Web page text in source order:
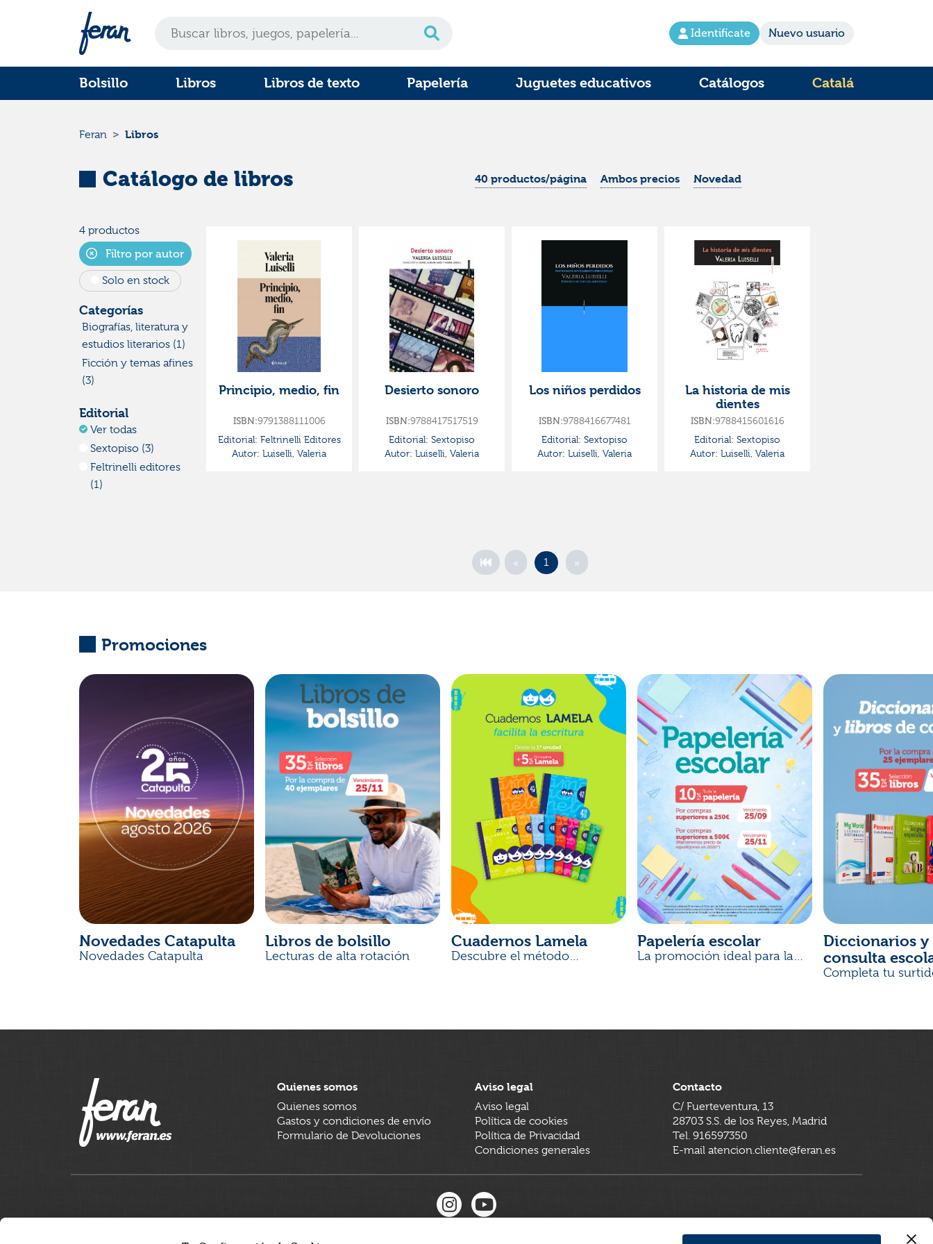
Identifícate Nuevo usuario
Bolsillo Libros Libros de texto Papelería Juguetes educativos Catálogos Catalá
Feran Libros
Catálogo de libros 40 productos/página Ambos precios Novedad
4 productos
Filtro por autor
Solo en stock
Categorías
Biografías, literatura y
estudios literarios (1)
Ficción y temas afines
(3)
Editorial
Ver todas
Sextopiso (3)
Feltrinelli editores
(1)
Principio, medio, fin
ISBN:9791388111006
Editorial: Feltrinelli Editores
Autor: Luiselli, Valeria
Desierto sonoro
ISBN:9788417517519
Editorial: Sextopiso
Autor: Luiselli, Valeria
Los niños perdidos
ISBN:9788416677481
Editorial: Sextopiso
Autor: Luiselli, Valeria
La historia de mis
dientes
ISBN:9788415601616
Editorial: Sextopiso
Autor: Luiselli, Valeria
« 1 »
Promociones
Novedades Catapulta
Novedades Catapulta
Libros de bolsillo
Lecturas de alta rotación
Cuadernos Lamela
Descubre el método
Papelería escolar
La promoción ideal para la
Diccionarios y
consulta
Completa tu
Quienes somos
Quienes somos
Gastos y condiciones de envío
Formulario de Devoluciones
Aviso legal
Aviso legal
Política de cookies
Política de Privacidad
Condiciones generales
Contacto
C/ Fuerteventura, 13
28703 S.S. de los Reyes, Madrid
Tel. 916597350
E-mail atencion.cliente@feran.es